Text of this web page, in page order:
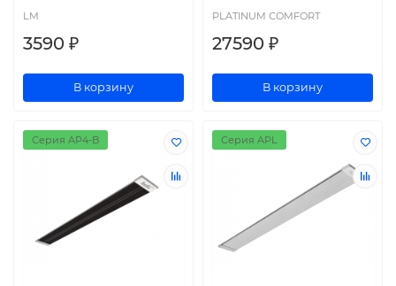
LM
3590 ₽
В корзину
PLATINUM COMFORT
27590 ₽
В корзину
Серия AP4-B Серия APL